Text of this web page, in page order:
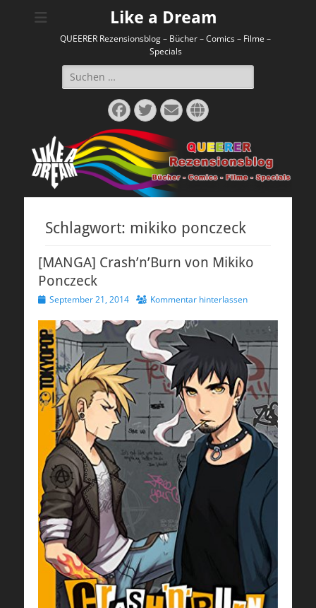
Like a Dream
QUEERER Rezensionsblog – Bücher – Comics – Filme –
Specials
Suchen
nach:
Facebook
Twitter
E-
Mail
Website
Schlagwort: mikiko ponczeck
[MANGA] Crash’n’Burn von Mikiko
Ponczeck
Veröffentlicht
September 21, 2014 Kommentar hinterlassen